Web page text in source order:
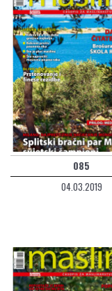
085
04.03.2019